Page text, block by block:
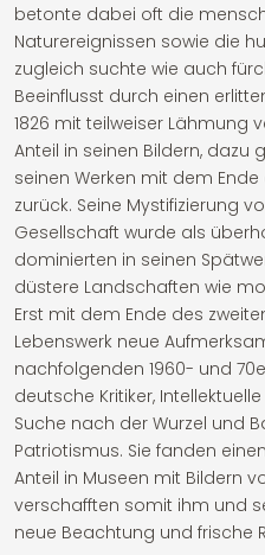
betonte dabei oft die
Naturereignissen sowie die
zugleich suchte wie auch
Beeinflusst durch einen
1826 mit teilweiser Lähmung
Anteil in seinen Bildern, dazu
seinen Werken mit dem
zurück. Seine Mystifizierung
Gesellschaft wurde als
dominierten in seinen
düstere Landschaften wie
Erst mit dem Ende des
Lebenswerk neue
nachfolgenden 1960- und
deutsche Kritiker,
Suche nach der Wurzel und
Patriotismus. Sie fanden
Anteil in Museen mit Bildern
verschafften somit ihm und
neue Beachtung und frische